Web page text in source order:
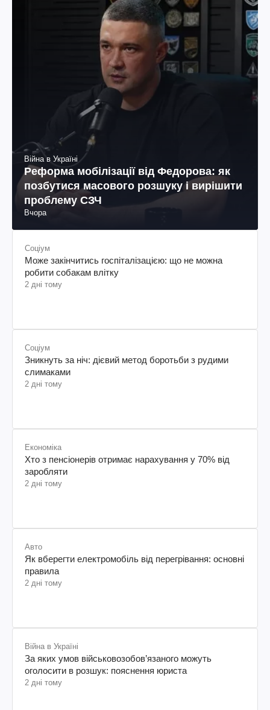
Війна в Україні
Реформа мобілізації від Федорова: як
позбутися масового розшуку і вирішити
проблему СЗЧ
Вчора
Соціум
Може закінчитись госпіталізацією: що не можна
робити собакам влітку
2 дні тому
Соціум
Зникнуть за ніч: дієвий метод боротьби з рудими
слимаками
2 дні тому
Економіка
Хто з пенсіонерів отримає нарахування у 70% від
заробляти
2 дні тому
Авто
Як вберегти електромобіль від перегрівання: основні
правила
2 дні тому
Війна в Україні
За яких умов військовозобов’язаного можуть
оголосити в розшук: пояснення юриста
2 дні тому